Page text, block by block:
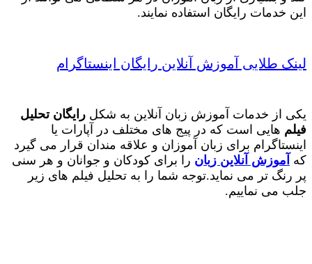
این خدمات رایگان استفاده نمایند.
لینک طلایی آموزش آنلاین رایگان اینستاگرام
یکی از خدمات آموزش زبان آنلاین به شکل رایگان تحلیل
فیلم هایی است که در پیج های مختلف در آپارات یا
اینستاگرام برای زبان آموزان و علاقه مندان قرار می گیرد
که آموزش آنلاین زبان را برای کودکان و جوانان و هر سنی
پر رنگ تر می نماید.توجه شما را به تحلیل فیلم های زیر
جلب می نماییم.